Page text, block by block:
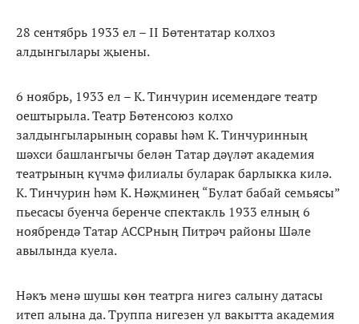
28 сентябрь 1933 ел – II Бөтентатар колхоз
алдынгылары җыены.
6 ноябрь, 1933 ел – К. Тинчурин исемендәге театр
оештырыла. Театр Бөтенсоюз колхо
залдынгыларының соравы һәм К. Тинчуринның
шәхси башлангычы белән Татар дәүләт академия
театрының күчмә филиалы буларак барлыкка килә.
К. Тинчурин һәм К. Нәҗминең “Булат бабай семьясы”
пьесасы буенча беренче спектакль 1933 елның 6
ноябрендә Татар АССРның Питрәч районы Шәле
авылында куела.
Нәкъ менә шушы көн театрга нигез салыну датасы
итеп алына да. Труппа нигезен ул вакытта академия